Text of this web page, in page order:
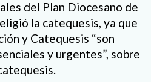
del Plan Diocesano de
la catequesis, ya que
y Catequesis “son
y urgentes”, sobre